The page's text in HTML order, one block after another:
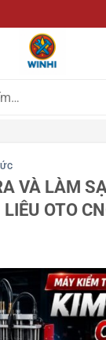
VÀ LÀM
OTO